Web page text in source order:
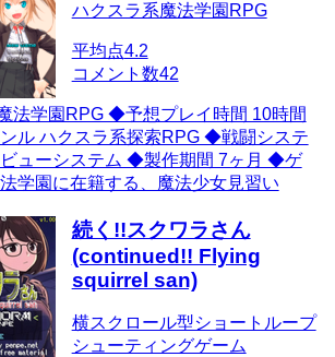
ハクスラ系魔法学園RPG
平均点4.2
コメント数42
法学園RPG ◆予想プレイ時間 10時間
ル ハクスラ系探索RPG ◆戦闘システ
ビューシステム ◆製作期間 7ヶ月 ◆ゲ
学園に在籍する、魔法少女見習い
続く!!スクワラさん
(continued!! Flying
squirrel san)
横スクロール型ショートループ
シューティングゲーム